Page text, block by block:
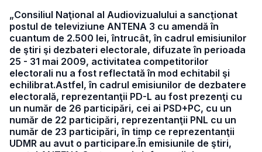
„Consiliul Naţional al Audiovizualului a sancţionat
postul de televiziune ANTENA 3 cu amendă în
cuantum de 2.500 lei, întrucât, în cadrul emisiunilor
de ştiri şi dezbateri electorale, difuzate în perioada
25 - 31 mai 2009, activitatea competitorilor
electorali nu a fost reflectată în mod echitabil şi
echilibrat.Astfel, în cadrul emisiunilor de dezbatere
electorală, reprezentanţii PD-L au fost prezenţi cu
un număr de 26 participări, cei ai PSD+PC, cu un
număr de 22 participări, reprezentanţii PNL cu un
număr de 23 participări, în timp ce reprezentanţii
UDMR au avut o participare.În emisiunile de ştiri,